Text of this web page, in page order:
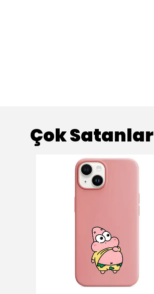
Çok Satanlar